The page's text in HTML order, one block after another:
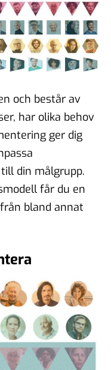
och består av
har olika behov
ger dig
din målgrupp.
får du en
bland annat